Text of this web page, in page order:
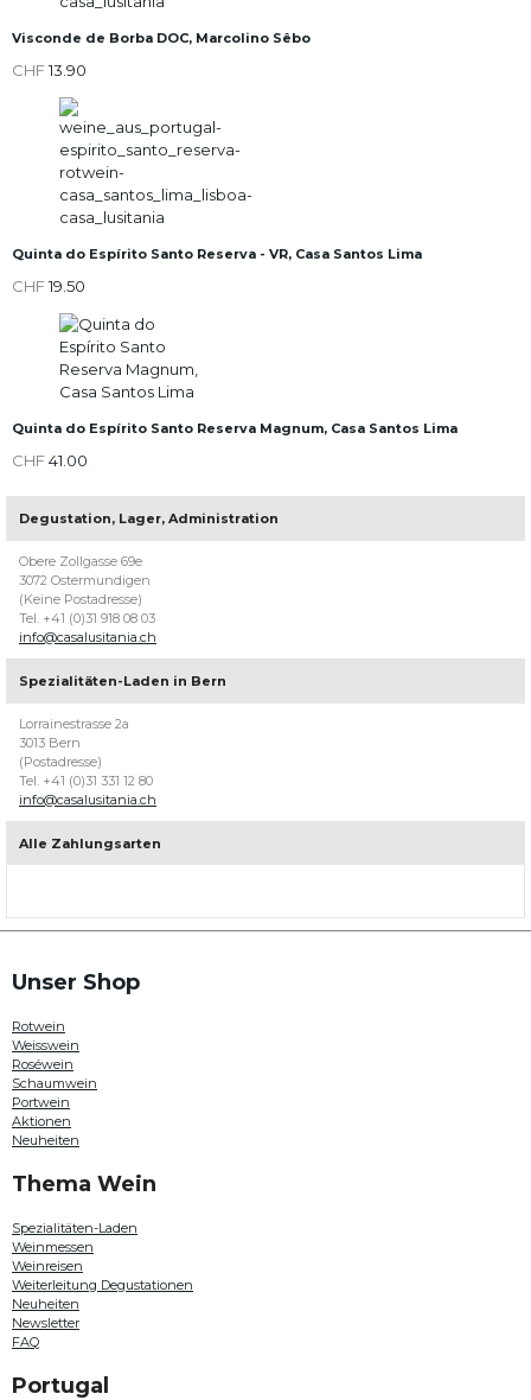
Visconde de Borba DOC, Marcolino Sêbo
CHF13.90
Quinta do Espírito Santo Reserva - VR, Casa Santos Lima
CHF19.50
Quinta do Espírito Santo Reserva Magnum, Casa Santos Lima
CHF41.00
Über
Casa
Lusitania
Willkommen
bei
Casa
ihrem
Berner
Weinhändler
für
portugiesische
Weine
mit
über
200
Weinregionen
in
Hier
können
beispielsweise
Weine
von
Quinta
da
Plansel
,
Laureano
Passadouro
oder
Douro
Family
Estates
entdecken.
Auch
diesem
Degustation, Lager, Administration
Obere Zollgasse 69e
3072 Ostermundigen
(Keine Postadresse)
Tel. +41 (0)31 918 08 03
info@casalusitania.ch
Spezialitäten-Laden in Bern
Lorrainestrasse 2a
3013 Bern
(Postadresse)
Tel. +41 (0)31 331 12 80
info@casalusitania.ch
Alle Zahlungsarten
Unser Shop
Rotwein
Weisswein
Roséwein
Schaumwein
Portwein
Aktionen
Neuheiten
Thema Wein
Spezialitäten-Laden
Weinmessen
Weinreisen
Weiterleitung Degustationen
Neuheiten
Newsletter
FAQ
Portugal